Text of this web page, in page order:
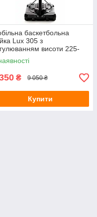
баскетбольна
Lux 305 з
висоти 225-
см
₴ 9 050 ₴
Купити